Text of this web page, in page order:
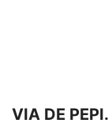
VIA DE PEPI.